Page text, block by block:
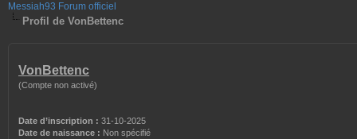
Messiah93 Forum officiel
Profil de VonBettenc
VonBettenc
(Compte non activé)
Date d’inscription : 31-10-2025
Date de naissance : Non spécifié